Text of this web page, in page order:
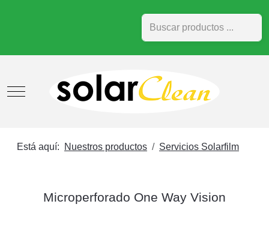
Buscar
Mobile Menu Toggle
Está aquí: Nuestros productos Servicios Solarfilm
Microperforado One Way Vision